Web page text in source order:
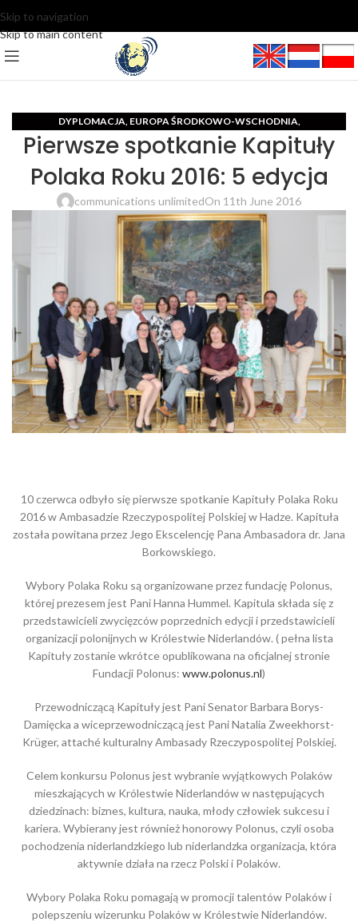
Skip to navigation
Skip to main content
DYPLOMACJA EUROPA ŚRODKOWO-WSCHODNIA
MIĘDZYNARODOWE CENTRUM DZIENNIKARSKIE I PR
Pierwsze spotkanie Kapituły
Polaka Roku 2016: 5 edycja
communications unlimitedOn 11th June 2016
10 czerwca odbyło się pierwsze spotkanie Kapituły Polaka Roku
2016 w Ambasadzie Rzeczypospolitej Polskiej w Hadze. Kapituła
została powitana przez Jego Ekscelencję Pana Ambasadora dr. Jana
Borkowskiego.
Wybory Polaka Roku są organizowane przez fundację Polonus,
której prezesem jest Pani Hanna Hummel. Kapitula składa się z
przedstawicieli zwycięzców poprzednich edycji i przedstawicieli
organizacji polonijnych w Królestwie Niderlandów. ( pełna lista
Kapituły zostanie wkrótce opublikowana na oficjalnej stronie
Fundacji Polonus: www.polonus.nl)
Przewodniczącą Kapituły jest Pani Senator Barbara Borys-
Damięcka a wiceprzewodniczącą jest Pani Natalia Zweekhorst-
Krüger, attaché kulturalny Ambasady Rzeczypospolitej Polskiej.
Celem konkursu Polonus jest wybranie wyjątkowych Polaków
mieszkających w Królestwie Niderlandów w następujących
dziedzinach: biznes, kultura, nauka, młody człowiek sukcesu i
kariera. Wybierany jest również honorowy Polonus, czyli osoba
pochodzenia niderlandzkiego lub niderlandzka organizacja, która
aktywnie działa na rzecz Polski i Polaków.
Wybory Polaka Roku pomagają w promocji talentów Polaków i
polepszeniu wizerunku Polaków w Królestwie Niderlandów.